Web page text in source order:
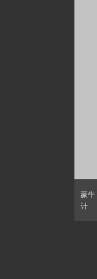
蒙牛
计